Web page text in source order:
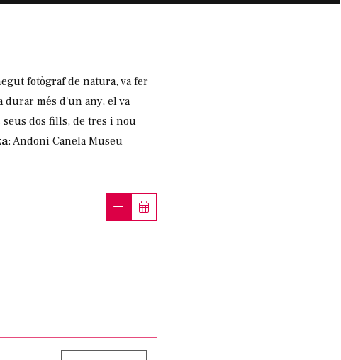
fotògraf de natura, va fer
més d'un any, el va
dos fills, de tres i nou
: Andoni Canela Museu